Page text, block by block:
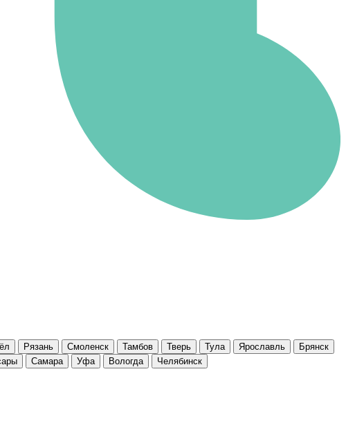
Рязань Смоленск Тамбов Тверь Тула Ярославль
Брянск
Самара Уфа Вологда Челябинск